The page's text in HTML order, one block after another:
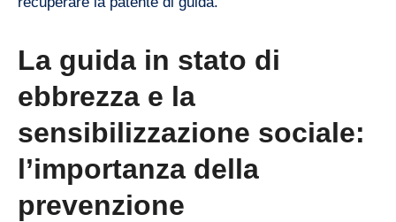
La guida in stato di
ebbrezza e la
sensibilizzazione sociale:
l’importanza della
prevenzione